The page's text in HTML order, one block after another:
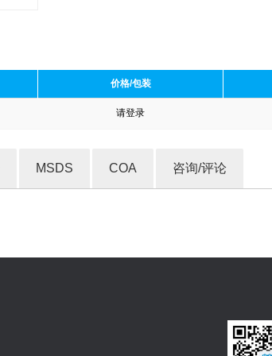
价格/包装
请登录
MSDS COA 咨询/评论